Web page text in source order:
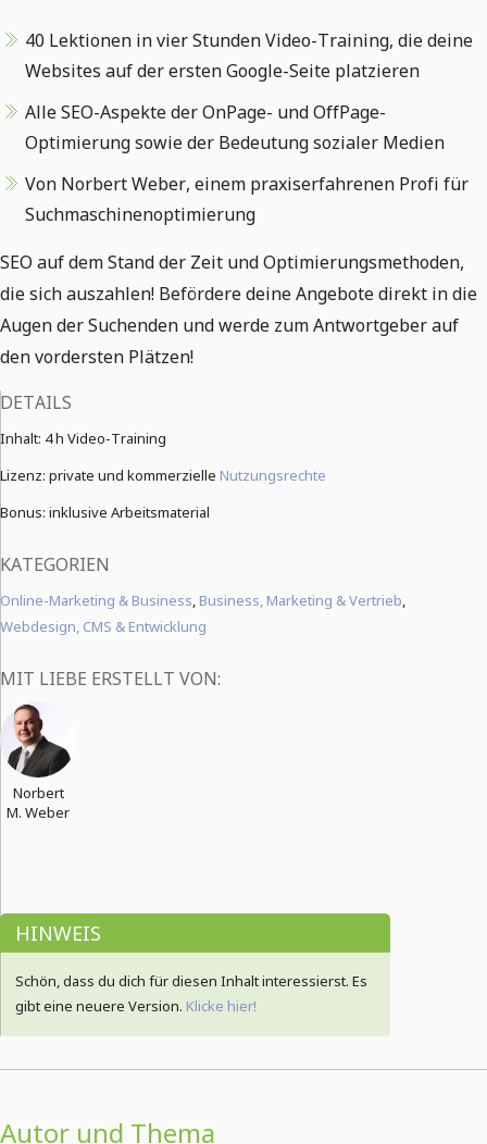
40 Lektionen in vier Stunden Video-Training, die deine
Websites auf der ersten Google-Seite platzieren
Alle SEO-Aspekte der OnPage- und OffPage-
Optimierung sowie der Bedeutung sozialer Medien
Von Norbert Weber, einem praxiserfahrenen Profi für
Suchmaschinenoptimierung
SEO auf dem Stand der Zeit und Optimierungsmethoden,
die sich auszahlen! Befördere deine Angebote direkt in die
Augen der Suchenden und werde zum Antwortgeber auf
den vordersten Plätzen!
DETAILS
Inhalt: 4 h Video-Training
Lizenz: private und kommerzielle Nutzungsrechte
Bonus: inklusive Arbeitsmaterial
KATEGORIEN
Online-Marketing & Business, Business, Marketing & Vertrieb,
Webdesign, CMS & Entwicklung
MIT LIEBE ERSTELLT VON:
Norbert
M. Weber
HINWEIS
Schön, dass du dich für diesen Inhalt interessierst. Es
gibt eine neuere Version. Klicke hier!
Autor und Thema